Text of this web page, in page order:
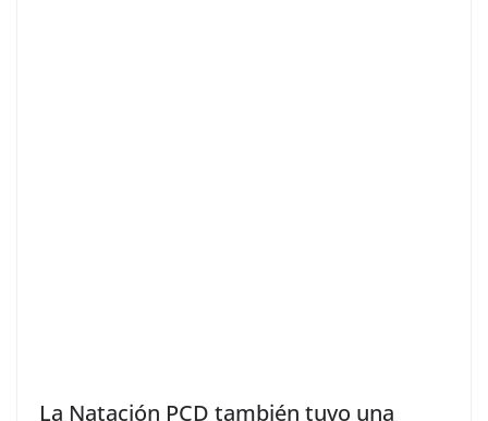
La Natación PCD también tuvo una